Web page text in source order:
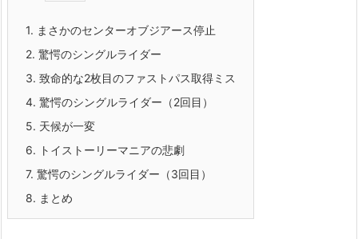
1. まさかのセンターオブジアース停止
2. 驚愕のシングルライダー
3. 致命的な2枚目のファストパス取得ミス
4. 驚愕のシングルライダー（2回目）
5. 天候が一変
6. トイストーリーマニアの悲劇
7. 驚愕のシングルライダー（3回目）
8. まとめ